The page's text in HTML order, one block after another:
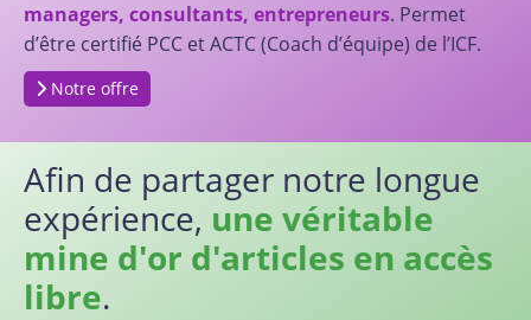
managers, consultants, entrepreneurs. Permet
d’être certifié PCC et ACTC (Coach d’équipe) de l’ICF.
Notre offre
Afin de partager notre longue
expérience, une véritable
mine d'or d'articles en accès
libre.